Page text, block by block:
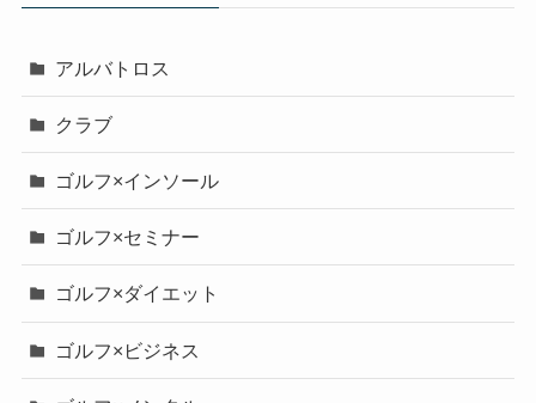
アルバトロス
クラブ
ゴルフ×インソール
ゴルフ×セミナー
ゴルフ×ダイエット
ゴルフ×ビジネス